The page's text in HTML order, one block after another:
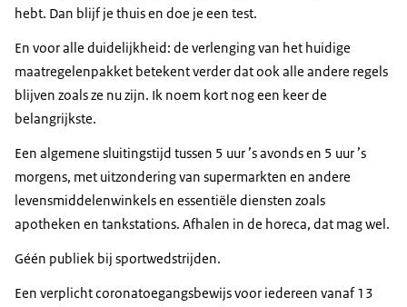
hebt. Dan blijf je thuis en doe je een test.
En voor alle duidelijkheid: de verlenging van het huidige
maatregelenpakket betekent verder dat ook alle andere regels
blijven zoals ze nu zijn. Ik noem kort nog een keer de
belangrijkste.
Een algemene sluitingstijd tussen 5 uur ’s avonds en 5 uur ’s
morgens, met uitzondering van supermarkten en andere
levensmiddelenwinkels en essentiële diensten zoals
apotheken en tankstations. Afhalen in de horeca, dat mag wel.
Géén publiek bij sportwedstrijden.
Een verplicht coronatoegangsbewijs voor iedereen vanaf 13